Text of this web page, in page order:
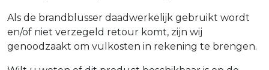
Als de brandblusser daadwerkelijk gebruikt wordt
en/of niet verzegeld retour komt, zijn wij
genoodzaakt om vulkosten in rekening te brengen.